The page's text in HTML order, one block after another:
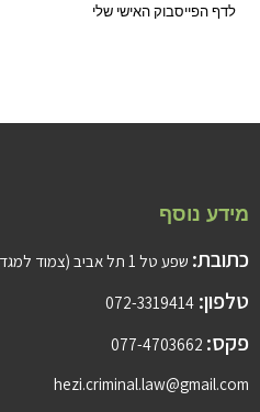
לדף הפייסבוק האישי שלי
מידע נוסף
כתובת: שפע טל 1 תל אביב (צמוד למגדלי עזריאלי)
טלפון: 072-3319414
פקס:
hezi.criminal.law@gmail.com